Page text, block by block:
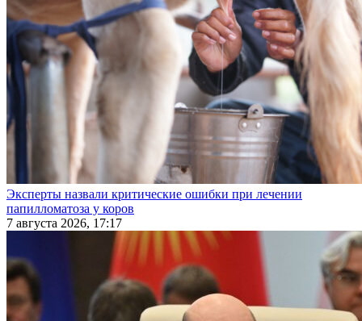
Эксперты назвали критические ошибки при лечении
папилломатоза у коров
7 августа 2026, 17:17